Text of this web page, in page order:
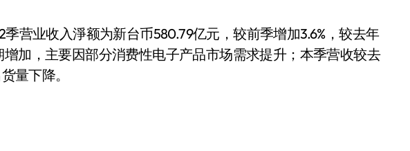
营业收入淨额为新台币580.79亿元，较前季增加3.6%，较去年
增加，主要因部分消费性电子产品市场需求提升；本季营收较去
量下降。